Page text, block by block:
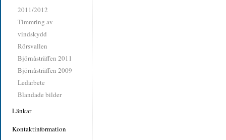
2011/2012
Timmring av
vindskydd
Rörsvallen
Björnåsträffen 2011
Björnåsträffen 2009
Ledarbete
Blandade bilder
Länkar
Kontaktinformation